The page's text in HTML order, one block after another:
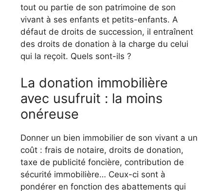
tout ou partie de son patrimoine de son
vivant à ses enfants et petits-enfants. A
défaut de droits de succession, il entraînent
des droits de donation à la charge du celui
qui la reçoit. Quels sont-ils ?
La donation immobilière
avec usufruit : la moins
onéreuse
Donner un bien immobilier de son vivant a un
coût : frais de notaire, droits de donation,
taxe de publicité foncière, contribution de
sécurité immobilière… Ceux-ci sont à
pondérer en fonction des abattements qui